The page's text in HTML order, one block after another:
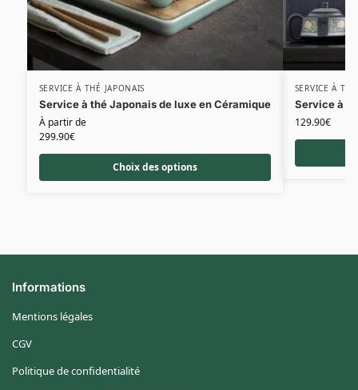
SERVICE À THÉ JAPONAIS
Service à thé Japonais de luxe en Céramique
À partir de
299.90€
Choix des options
SERVICE À
Service à
129.90€
Informations
Mentions légales
CGV
Politique de confidentialité